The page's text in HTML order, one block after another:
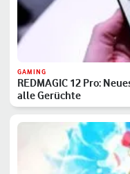
GAMING
REDMAGIC 12 Pro:
alle Gerüchte